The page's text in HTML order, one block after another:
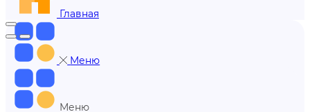
Главная
Меню
Меню